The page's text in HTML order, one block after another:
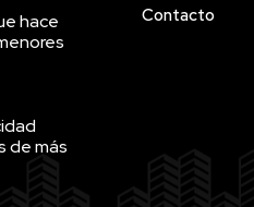
hace
de más
Contacto